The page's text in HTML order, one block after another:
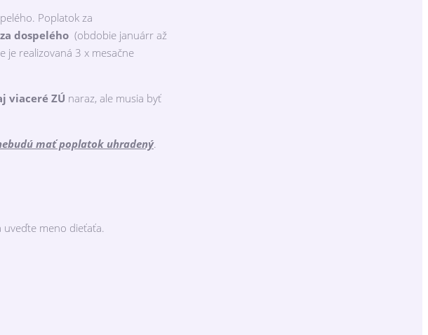
Poplatok za
dospelého(obdobie januárr až
je realizovaná 3 x mesačne
viaceré ZÚ naraz, ale musia byť
mať poplatok uhradený.
meno dieťaťa.